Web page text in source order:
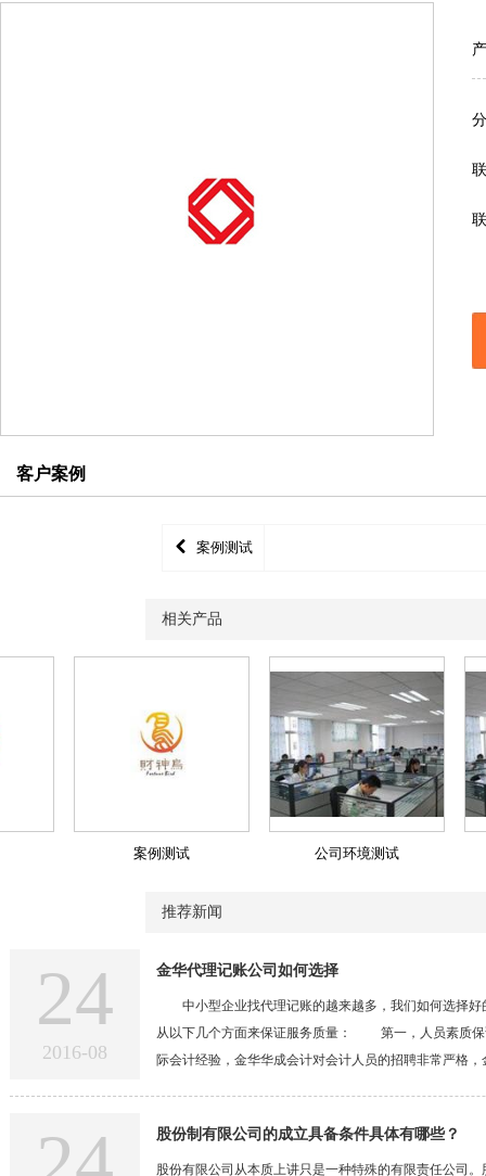
客户案例
案例测试
相关产品
案例测试 公司环境测试
推荐新闻
24
2016-08
金华代理记账公司如何选择
中小型企业找代理记账的越来越多，我们如何选择好
从以下几个方面来保证服务质量： 第一，人员素质
际会计经验，金华华成会计对会计人员的招聘非常严格
系。 金华华成会计服务有严格审核质检流程，每个客
通过质量监督员的抽查，经过四关之后才能最终结账
股份制有限公司的成立具备条件具体有哪些？
股份有限公司从本质上讲只是一种特殊的有限责任公司